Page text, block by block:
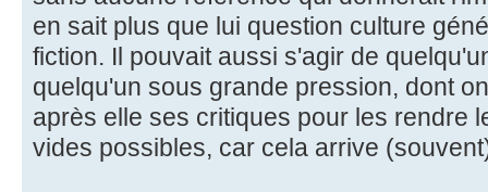
en sait plus que lui question culture
fiction. Il pouvait aussi s'agir de
quelqu'un sous grande pression, dont
après elle ses critiques pour les rendre
vides possibles, car cela arrive